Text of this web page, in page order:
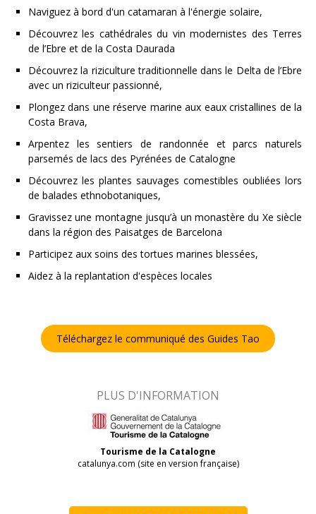
Naviguez à bord d'un catamaran à l'énergie solaire,
Découvrez les cathédrales du vin modernistes des Terres
de l’Ebre et de la Costa Daurada
Découvrez la riziculture traditionnelle dans le Delta de l’Ebre
avec un riziculteur passionné,
Plongez dans une réserve marine aux eaux cristallines de la
Costa Brava,
Arpentez les sentiers de randonnée et parcs naturels
parsemés de lacs des Pyrénées de Catalogne
Découvrez les plantes sauvages comestibles oubliées lors
de balades ethnobotaniques,
Gravissez une montagne jusqu’à un monastère du Xe siècle
dans la région des Paisatges de Barcelona
Participez aux soins des tortues marines blessées,
Aidez à la replantation d'espèces locales
Téléchargez le communiqué des Guides Tao
PLUS D'INFORMATION
Tourisme de la Catalogne
catalunya.com (site en version française)